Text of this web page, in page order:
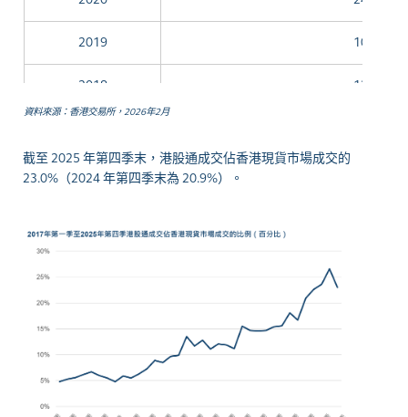
2019 10.8
2018 12.7
2016
資料來源：香港交易所，2026年2月
截至 2025 年第四季末，港股通成交佔香港現貨市場成交的
23.0%（2024 年第四季末為 20.9%）。